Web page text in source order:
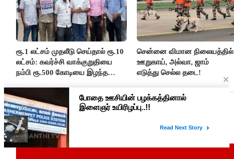
ரூ.1 லட்சம் முதலீடு செய்தால் ரூ.10
லட்சம்: கவர்ச்சி வாக்குறுதியை
நம்பி ரூ.500 கோடியை இழந்த
சென்னை விமான நிலையத்தில்
ஊறுகாய், அல்வா, ஜாம்
எடுத்து செல்ல தடை!